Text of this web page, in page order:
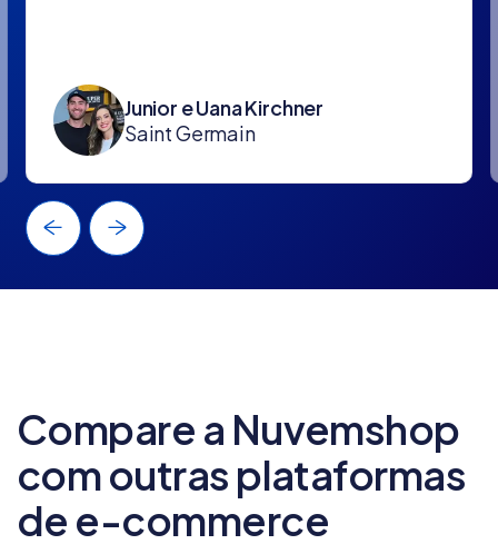
Junior e Uana Kirchner
Saint Germain
Compare a Nuvemshop
com outras plataformas
de e-commerce